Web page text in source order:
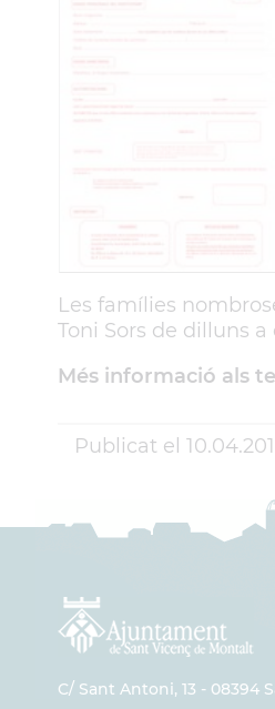
Les famílies
Toni Sors de dilluns a
Més informació als
Publicat el
C/ Sant Antoni, 13 - 08394